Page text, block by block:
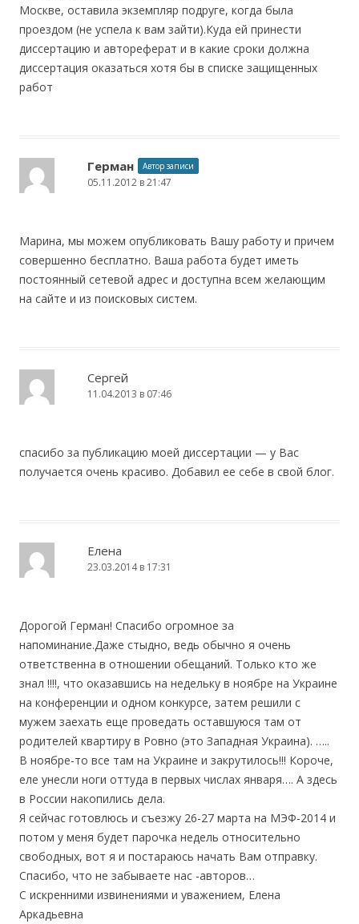
Москве, оставила экземпляр подруге, когда была
проездом (не успела к вам зайти).Куда ей принести
диссертацию и автореферат и в какие сроки должна
диссертация оказаться хотя бы в списке защищенных
работ
Герман Автор записи
05.11.2012 в 21:47
Марина, мы можем опубликовать Вашу работу и причем
совершенно бесплатно. Ваша работа будет иметь
постоянный сетевой адрес и доступна всем желающим
на сайте и из поисковых систем.
Сергей
11.04.2013 в 07:46
спасибо за публикацию моей диссертации — у Вас
получается очень красиво. Добавил ее себе в свой блог.
Елена
23.03.2014 в 17:31
Дорогой Герман! Спасибо огромное за
напоминание.Даже стыдно, ведь обычно я очень
ответственна в отношении обещаний. Только кто же
знал !!!!, что оказавшись на недельку в ноябре на Украине
на конференции и одном конкурсе, затем решили с
мужем заехать еще проведать оставшуюся там от
родителей квартиру в Ровно (это Западная Украина). …..
В ноябре-то все там на Украине и закрутилось!!! Короче,
еле унесли ноги оттуда в первых числах января…. А здесь
в России накопились дела.
Я сейчас готовлюсь и съезжу 26-27 марта на МЭФ-2014 и
потом у меня будет парочка недель относительно
свободных, вот я и постараюсь начать Вам отправку.
Спасибо, что не забываете нас -авторов…
С искренними извинениями и уважением, Елена
Аркадьевна